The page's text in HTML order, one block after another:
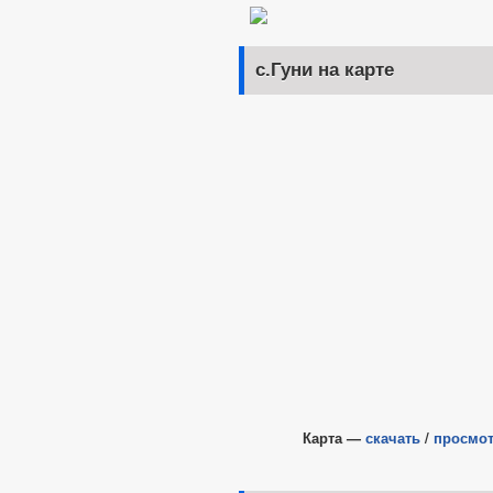
с.Гуни на карте
Карта — скачать /